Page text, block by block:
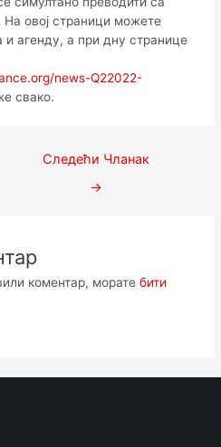
На овој страници можете
агенду, а при дну странице
news-Q22022-
свако.
Следећи Чланак
→
коментар, морате бити